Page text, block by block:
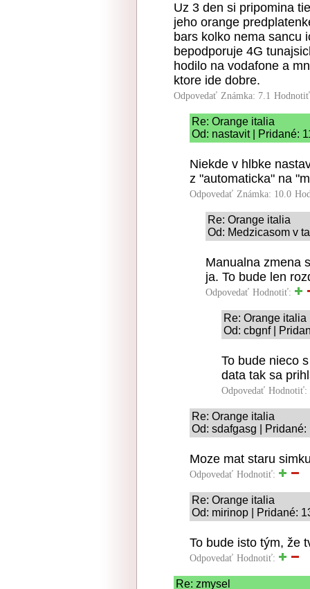
Uz 3 den si pripomina
jeho orange
bars kolko nema sancu
bepodporuje 4G
hodilo na vodafone a
ktore ide dobre.
Odpovedať Známka: 7.1
Re: Orange italia
Od: nastavit | Pridané:
Niekde v hlbke
z "automaticka" na
Odpovedať Známka: 10.0
Re: Orange italia
Od: Medzicasom v
Manualna zmena
ja. To bude len
Odpovedať Hodnotiť:
Re: Orange italia
Od: cbgnf |
To bude nieco
data tak sa
Odpovedať Hodnotiť:
Re: Orange italia
Od: sdafgasg | Pridané:
Moze mat staru
Odpovedať Hodnotiť:
Re: Orange italia
Od: mirinop | Pridané:
To bude isto tým, že
Odpovedať Hodnotiť:
Re: zmysel